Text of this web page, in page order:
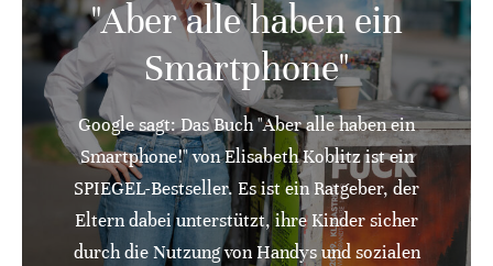
"Aber alle haben ein
Smartphone"
Google sagt: Das Buch "Aber alle haben ein
Smartphone!" von Elisabeth Koblitz ist ein
SPIEGEL-Bestseller. Es ist ein Ratgeber, der
Eltern dabei unterstützt, ihre Kinder sicher
durch die Nutzung von Handys und sozialen